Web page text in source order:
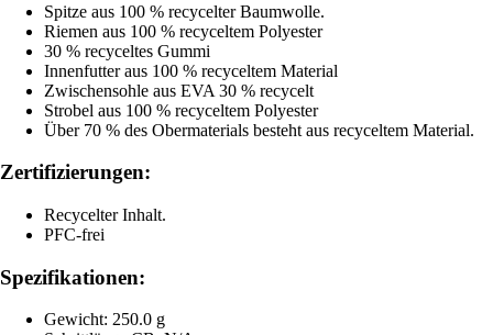
Spitze aus 100 % recycelter Baumwolle.
Riemen aus 100 % recyceltem Polyester
30 % recyceltes Gummi
Innenfutter aus 100 % recyceltem Material
Zwischensohle aus EVA 30 % recycelt
Strobel aus 100 % recyceltem Polyester
Über 70 % des Obermaterials besteht aus recyceltem Material.
Zertifizierungen:
Recycelter Inhalt.
PFC-frei
Spezifikationen:
Gewicht: 250.0 g